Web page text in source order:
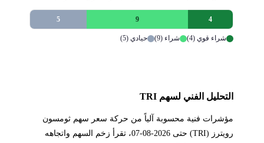
4
9
5
شراء قوي (4) شراء (9) حيادي (5)
التحليل الفني لسهم TRI
مؤشرات فنية محسوبة آلياً من حركة سعر سهم ثومسون
رويترز (TRI) حتى 2026-08-07، تقرأ زخم السهم واتجاهه